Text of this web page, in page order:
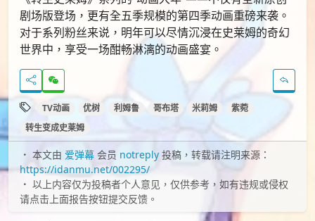
剧场版登场，更有全五季规模的第四季动画重磅来袭。
对于系列粉丝来说，明年可以尽情沉浸在史莱姆的奇幻
世界中，享受一场酣畅淋漓的动画盛宴。
TV动画 优树 利姆鲁 哥布塔 米莉姆
紫菀
转生变成史莱姆
本文由 爱弹幕 会员 notreply 投稿，转载请注明来源：
https://idanmu.net/002295/
以上内容仅为投稿者个人意见，仅供参考，如有违规或侵权
请点击上面报告按钮提交反馈。